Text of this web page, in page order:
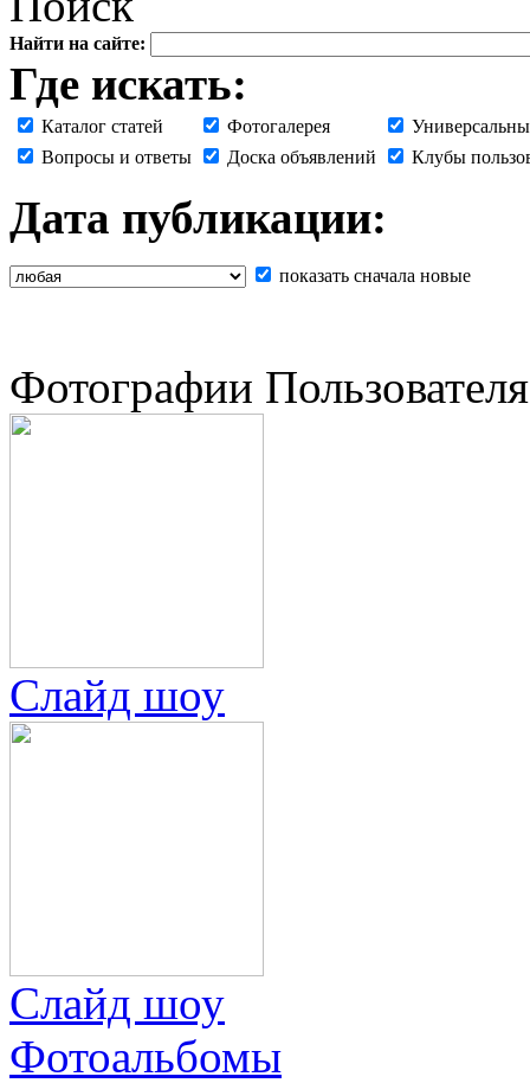
Найти на сайте:
Где искать:
Каталог статей Фотогалерея
Вопросы и ответы
Доска объявлений Клубы
Дата публикации:
показать сначала новые
Фотографии Пользователя
Слайд шоу
Слайд шоу
Фотоальбомы